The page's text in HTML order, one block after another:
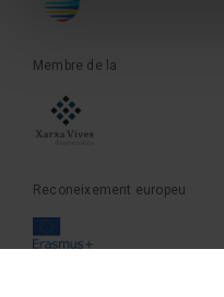
Membre de la
Reconeixement europeu